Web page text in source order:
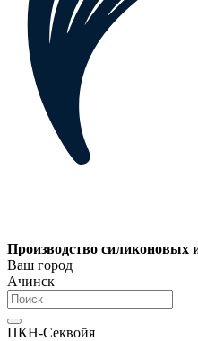
Производство силиконовых
Ваш город
Ачинск
ПКН-Секвойя